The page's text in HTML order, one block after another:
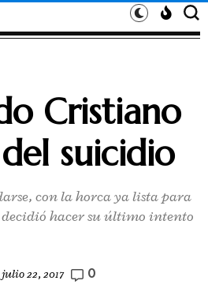
Cristiano
suicidio
con la horca ya lista para
hacer su último intento
julio 22, 2017 0